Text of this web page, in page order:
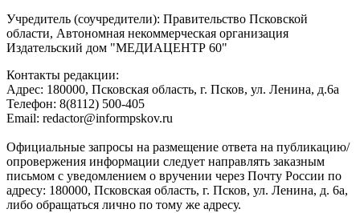
Учредитель (соучредители): Правительство Псковской
области, Автономная некоммерческая организация
Издательский дом "МЕДИАЦЕНТР 60"
Контакты редакции:
Адреc: 180000, Псковская область, г. Псков, ул. Ленина, д.6а
Телефон: 8(8112) 500-405
Email: redactor@informpskov.ru
Официальные запросы на размещение ответа на публикацию/
опровержения информации следует направлять заказным
письмом с уведомлением о вручении через Почту России по
адресу: 180000, Псковская область, г. Псков, ул. Ленина, д. 6а,
либо обращаться лично по тому же адресу.